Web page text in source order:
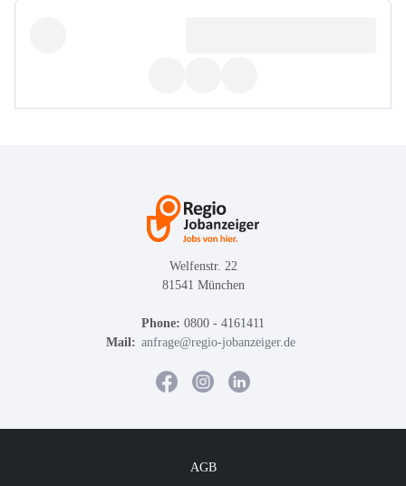
Welfenstr. 22
81541 München
Phone: 0800 - 4161411
Mail: anfrage@regio-jobanzeiger.de
AGB